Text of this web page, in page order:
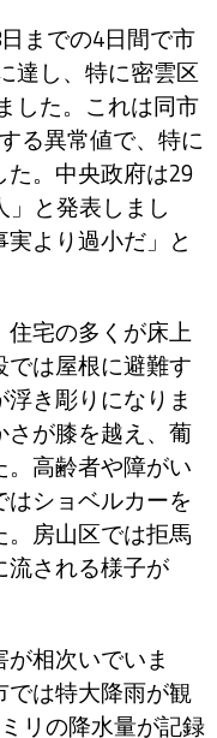
までの4日間で市
達し、特に密雲区
した。これは同市
る異常値で、特に
。中央政府は29
」と発表しまし
より過小だ」と
宅の多くが床上
では屋根に避難す
き彫りになりま
さが膝を越え、葡
高齢者や障がい
ショベルカーを
房山区では拒馬
流される様子が
相次いでいま
は特大降雨が観
リの降水量が記録